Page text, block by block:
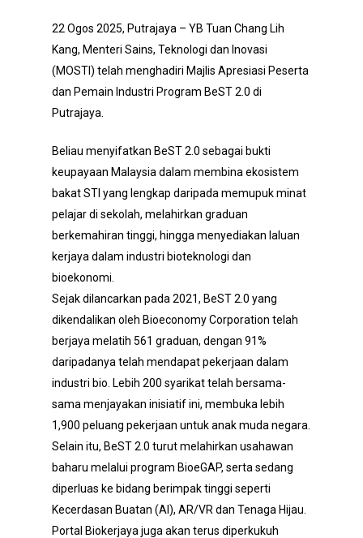
22 Ogos 2025, Putrajaya – YB Tuan Chang Lih
Kang, Menteri Sains, Teknologi dan Inovasi
(MOSTI) telah menghadiri Majlis Apresiasi Peserta
dan Pemain Industri Program BeST 2.0 di
Putrajaya.
Beliau menyifatkan BeST 2.0 sebagai bukti
keupayaan Malaysia dalam membina ekosistem
bakat STI yang lengkap daripada memupuk minat
pelajar di sekolah, melahirkan graduan
berkemahiran tinggi, hingga menyediakan laluan
kerjaya dalam industri bioteknologi dan
bioekonomi.
Sejak dilancarkan pada 2021, BeST 2.0 yang
dikendalikan oleh Bioeconomy Corporation telah
berjaya melatih 561 graduan, dengan 91%
daripadanya telah mendapat pekerjaan dalam
industri bio. Lebih 200 syarikat telah bersama-
sama menjayakan inisiatif ini, membuka lebih
1,900 peluang pekerjaan untuk anak muda negara.
Selain itu, BeST 2.0 turut melahirkan usahawan
baharu melalui program BioeGAP, serta sedang
diperluas ke bidang berimpak tinggi seperti
Kecerdasan Buatan (AI), AR/VR dan Tenaga Hijau.
Portal Biokerjaya juga akan terus diperkukuh